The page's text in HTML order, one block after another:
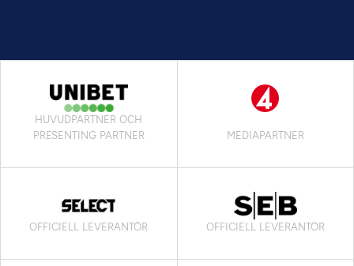
HUVUDPARTNER OCH
PRESENTING PARTNER
MEDIAPARTNER
OFFICIELL LEVERANTÖR OFFICIELL LEVERANTÖR